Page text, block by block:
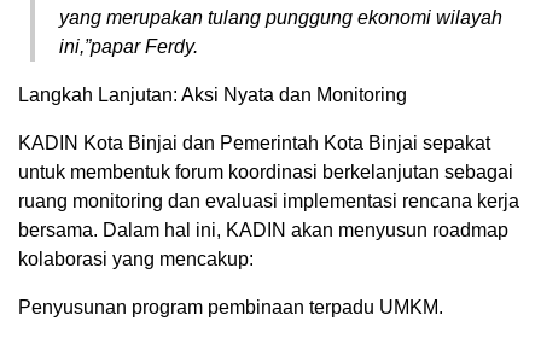
yang merupakan tulang punggung ekonomi wilayah
ini,”papar Ferdy.
Langkah Lanjutan: Aksi Nyata dan Monitoring
KADIN Kota Binjai dan Pemerintah Kota Binjai sepakat
untuk membentuk forum koordinasi berkelanjutan sebagai
ruang monitoring dan evaluasi implementasi rencana kerja
bersama. Dalam hal ini, KADIN akan menyusun roadmap
kolaborasi yang mencakup:
Penyusunan program pembinaan terpadu UMKM.